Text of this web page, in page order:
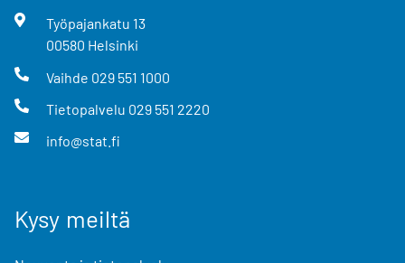
Työpajankatu 13
00580 Helsinki
Vaihde 029 551 1000
Tietopalvelu 029 551 2220
info@stat.fi
Kysy meiltä